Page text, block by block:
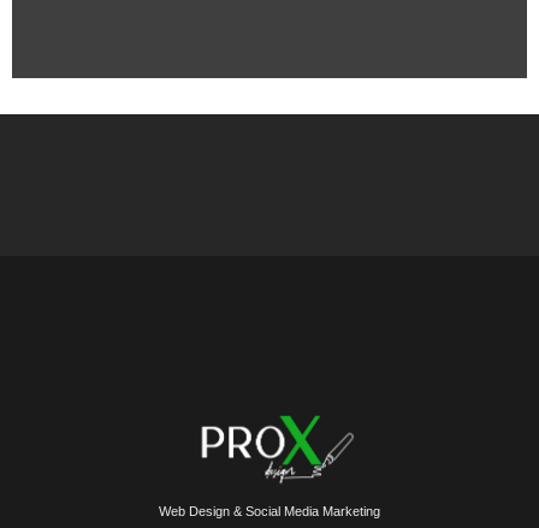
Web Design & Social Media Marketing